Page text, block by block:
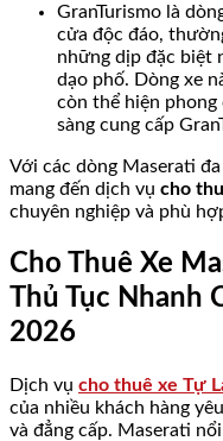
GranTurismo là
cửa độc đáo,
những dịp đặc biệt
dạo phố. Dòng xe
còn thể hiện phong
sàng cung cấp
Với các dòng Maserati
mang đến dịch vụ cho
chuyên nghiệp và phù
Cho Thuê Xe
Thủ Tục Nhanh
2026
Dịch vụ cho thuê xe Tự
của nhiều khách hàng
và đẳng cấp. Maserati